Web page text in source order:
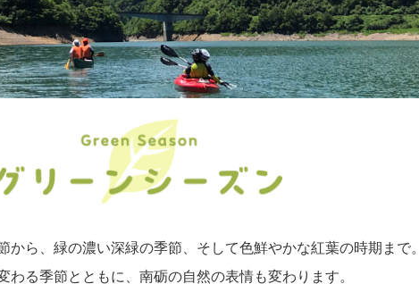
から、緑の濃い深緑の季節、そして色鮮やかな紅葉の時期まで。
わる季節とともに、南砺の自然の表情も変わります。